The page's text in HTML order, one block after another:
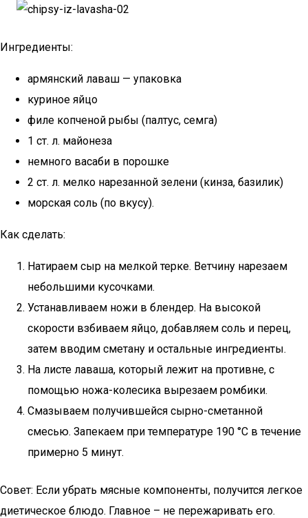
Ингредиенты:
армянский лаваш — упаковка
куриное яйцо
филе копченой рыбы (палтус, семга)
1 ст. л. майонеза
немного васаби в порошке
2 ст. л. мелко нарезанной зелени (кинза, базилик)
морская соль (по вкусу).
Как сделать:
Натираем сыр на мелкой терке. Ветчину нарезаем
небольшими кусочками.
Устанавливаем ножи в блендер. На высокой
скорости взбиваем яйцо, добавляем соль и перец,
затем вводим сметану и остальные ингредиенты.
На листе лаваша, который лежит на противне, с
помощью ножа-колесика вырезаем ромбики.
Смазываем получившейся сырно-сметанной
смесью. Запекаем при температуре 190 °C в течение
примерно 5 минут.
Совет: Если убрать мясные компоненты, получится легкое
диетическое блюдо. Главное – не пережаривать его.